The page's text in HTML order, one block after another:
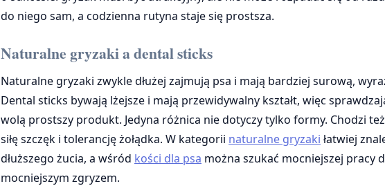
do niego sam, a codzienna rutyna staje się prostsza.
Naturalne gryzaki a dental sticks
Naturalne gryzaki zwykle dłużej zajmują psa i mają bardziej surową,
Dental sticks bywają lżejsze i mają przewidywalny kształt, więc
wolą prostszy produkt. Jedyna różnica nie dotyczy tylko formy. Chodzi
siłę szczęk i tolerancję żołądka. W kategorii naturalne gryzaki łatwiej
dłuższego żucia, a wśród kości dla psa można szukać mocniejszej pracy
mocniejszym zgryzem.